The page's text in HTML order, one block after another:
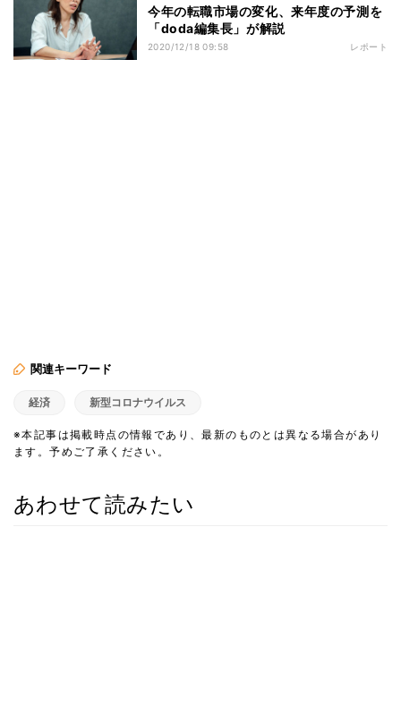
今年の転職市場の変化、来年度の予測を
「doda編集長」が解説
2020/12/18 09:58 レポート
関連キーワード
経済 新型コロナウイルス
※本記事は掲載時点の情報であり、最新のものとは異なる場合があり
ます。予めご了承ください。
あわせて読みたい